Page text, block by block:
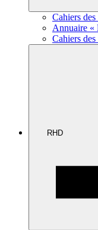
Cahiers
Annuaire «
Cahiers
RHD